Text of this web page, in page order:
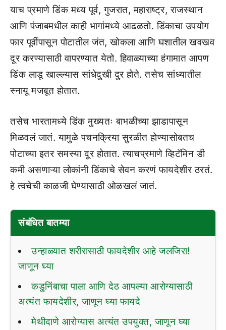
याच प्रमाणे डिंक मध्य पूर्व, गुजरात, महाराष्ट्र, राजस्थान
आणि पंजाबमधील काही भागांमध्ये आढळतो. डिंकाचा उपयोग
फार पूर्वीपासून पोटातील जंत, खोकला आणि घशातील खवखव
दूर करण्यासाठी वापरण्यात येतो. हिवाळ्याच्या हंगामात आपण
डिंक लाडू खाल्ल्यास सांधेदुखी दुर होते. तसेच सांध्यातील
स्नायू मजबूत होतात.
तसेच भारतामध्ये डिंक मुख्यतः बाभळीच्या झाडापासून
मिळवलं जातं. यामुळे पचनक्रिया सुरळीत होण्यासोबतच
पोटाच्या इतर समस्या दूर होतात. त्याचप्रमाणे व्हिटॅमिन डी
कमी असणाऱ्या लोकांनी डिंकाचे सेवन करणं फायदेशीर ठरतं.
हे त्वचेची काळजी घेण्यासाठी ओळखलं जातं.
संबंधित बातम्या
उन्हाळ्यात शरीरासाठी फायदेशीर आहे जलजिरा!
जाणून घ्या
कडुनिंबाचा पाला आणि देठ आपल्या आरोग्यासाठी
अत्यंत फायदेशीर, जाणून घ्या फायदे
मेथीदाणे आरोग्यास अत्यंत उपयुक्त, जाणून घ्या